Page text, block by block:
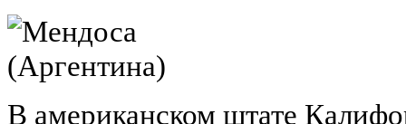
В американском штате